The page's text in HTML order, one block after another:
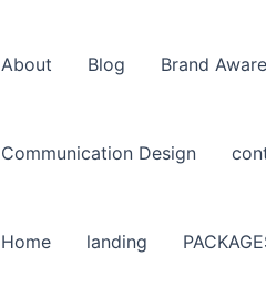
About Blog Brand
Communication Design
Home landing